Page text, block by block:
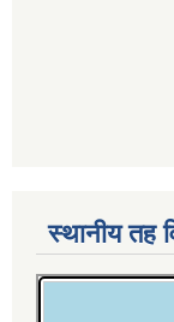
स्थानीय तह